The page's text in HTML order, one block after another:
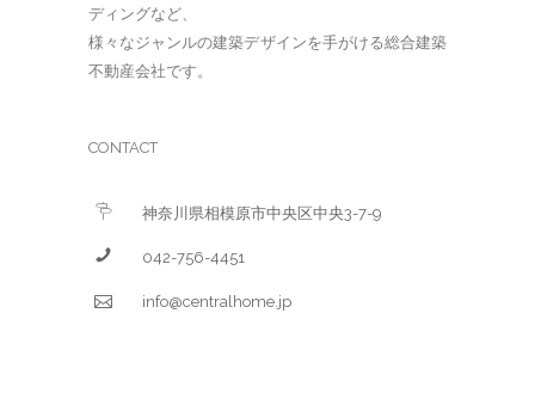
ディングなど、
様々なジャンルの建築デザインを手がける総合建築
不動産会社です。
CONTACT
神奈川県相模原市中央区中央3-7-9
042-756-4451
info@centralhome.jp